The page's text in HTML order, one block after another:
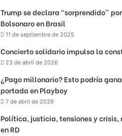
Trump se declara “sorprendido”
Bolsonaro en Brasil
11 de septiembre de 2025
Concierto solidario impulsa la
23 de abril de 2026
¿Pago millonario? Esto podría
portada en Playboy
7 de abril de 2026
Política, justicia, tensiones y crisis,
en RD